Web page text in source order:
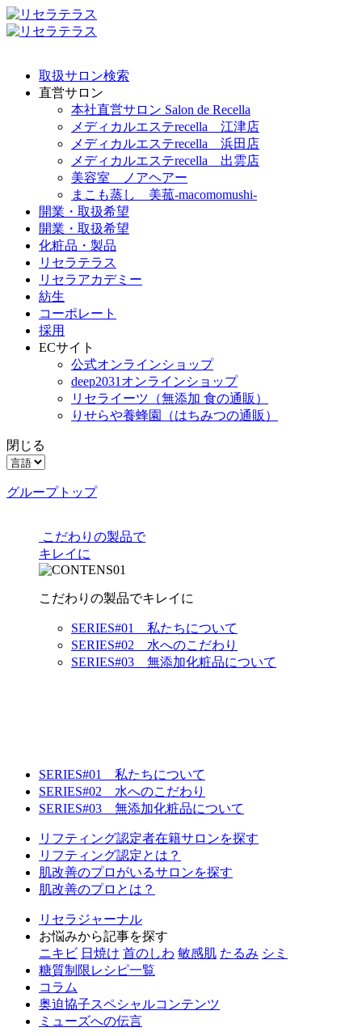
取扱サロン検索
直営サロン
本社直営サロン Salon de Recella
メディカルエステrecella 江津店
メディカルエステrecella 浜田店
メディカルエステrecella 出雲店
美容室 ノアヘアー
まこも蒸し 美菰-macomomushi-
開業・取扱希望
開業・取扱希望
化粧品・製品
リセラテラス
リセラアカデミー
紡生
コーポレート
採用
ECサイト
公式オンラインショップ
deep2031オンラインショップ
リセライーツ （無添加 食の通販）
りせらや養蜂園
（はちみつの通販）
閉じる
グループトップ
こだわりの製品で
キレイに
こだわりの製品でキレイに
SERIES#01 私たちについて
SERIES#02 水へのこだわり
SERIES#03 無添加化粧品について
SERIES#01 私たちについて
SERIES#02 水へのこだわり
SERIES#03 無添加化粧品について
リフティング認定者在籍サロンを探す
リフティング認定とは？
肌改善のプロがいるサロンを探す
肌改善のプロとは？
リセラジャーナル
お悩みから記事を探す
ニキビ 日焼け 首のしわ 敏感肌 たるみ シミ
糖質制限レシピ一覧
コラム
奥迫協子スペシャルコンテンツ
ミューズへの伝言